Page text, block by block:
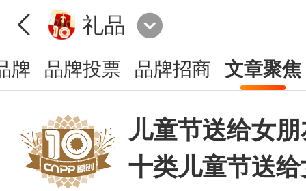
礼品
牌 品牌投票 品牌招商 文章聚焦
儿童节送给女
十类儿童节送